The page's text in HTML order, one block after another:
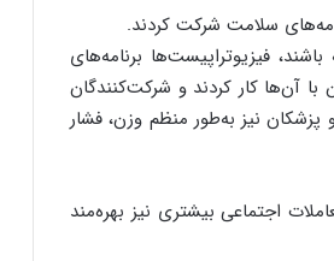
سلامت شرکت کردند.
فیزیوتراپیست‌ها برنامه‌های
آن‌ها کار کردند و شرکت‌کنندگان
پزشکان نیز به‌طور منظم وزن، فشار
اجتماعی بیشتری نیز بهره‌مند